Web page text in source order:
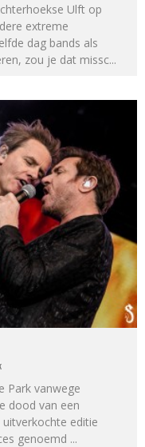
Ulft op
extreme
dag bands als
zou je dat missc...
Park vanwege
dood van een
editie
genoemd ...